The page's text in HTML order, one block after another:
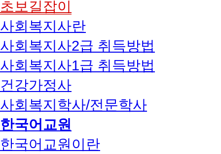
초보길잡이
사회복지사란
사회복지사2급 취득방법
사회복지사1급 취득방법
건강가정사
사회복지학사/전문학사
한국어교원
한국어교원이란